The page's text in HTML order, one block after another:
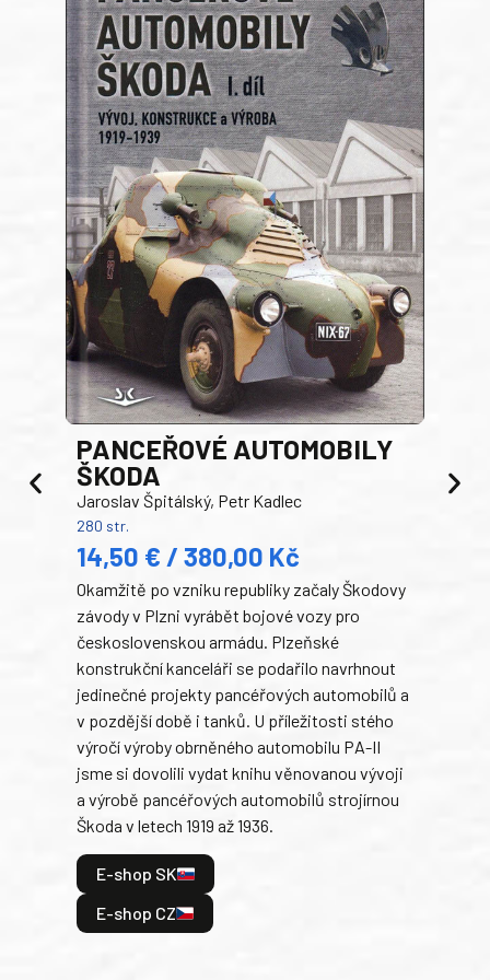
PANCEŘOVÉ AUTOMOBILY
ŠKODA
Jaroslav Špitálský, Petr Kadlec
280 str.
14,50 € / 380,00 Kč
Okamžitě po vzniku republiky začaly Škodovy
závody v Plzni vyrábět bojové vozy pro
československou armádu. Plzeňské
konstrukční kanceláři se podařilo navrhnout
jedinečné projekty pancéřových automobilů a
v pozdější době i tanků. U příležitosti stého
výročí výroby obrněného automobilu PA-II
jsme si dovolili vydat knihu věnovanou vývoji
a výrobě pancéřových automobilů strojírnou
Škoda v letech 1919 až 1936.
E-shop SK
E-shop CZ